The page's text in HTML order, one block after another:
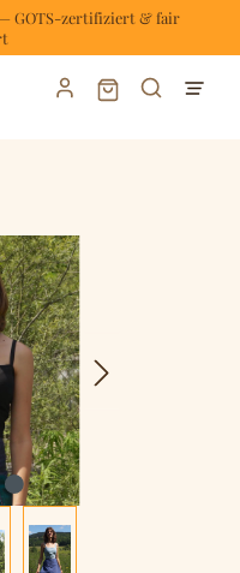
GOTS-zertifiziert & fair
Warenkorb